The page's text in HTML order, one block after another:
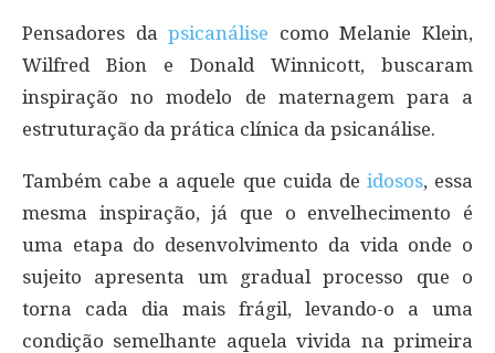
Pensadores dapsicanálise como Melanie Klein,
Wilfred Bion e Donald Winnicott, buscaram
inspiração no modelo de maternagem para a
estruturação da prática clínica da psicanálise.
Também cabe a aquele que cuida de idosos, essa
mesma inspiração, já que o envelhecimento é
uma etapa do desenvolvimento da vida onde o
sujeito apresenta um gradual processo que o
torna cada dia mais frágil, levando-o a uma
condição semelhante aquela vivida na primeira